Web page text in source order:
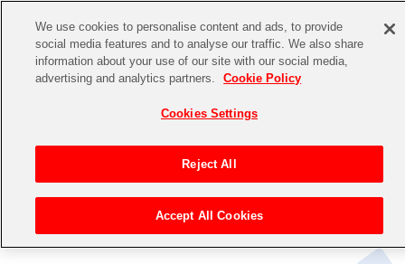
CHANNEL STORE EVENT
アイドルマスターシリーズ
アイドルマスター
イベントグッズ
トイ・ホビー
We use cookies to personalise content and ads, to provide
social media features and to analyse our traffic. We also share
information about your use of our site with our social media,
advertising and analytics partners.
Cookie Policy
Cookies Settings
Reject All
Accept All Cookies